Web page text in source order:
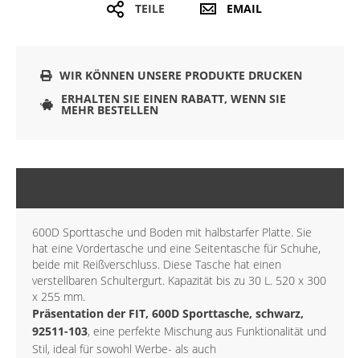
TEILE EMAIL
WIR KÖNNEN UNSERE PRODUKTE DRUCKEN
ERHALTEN SIE EINEN RABATT, WENN SIE
MEHR BESTELLEN
600D Sporttasche und Boden mit halbstarfer Platte. Sie
hat eine Vordertasche und eine Seitentasche für Schuhe,
beide mit Reißverschluss. Diese Tasche hat einen
verstellbaren Schultergurt. Kapazität bis zu 30 L. 520 x 300
x 255 mm.
Präsentation der FIT, 600D Sporttasche, schwarz,
92511-103, eine perfekte Mischung aus Funktionalität und
Stil, ideal für sowohl Werbe- als auch